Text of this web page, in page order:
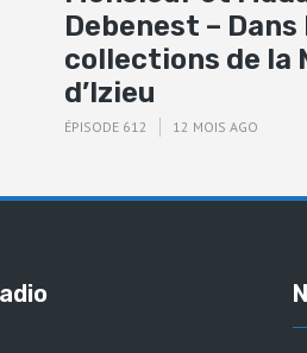
Debenest – Dans
collections de la
d’Izieu
ÉPISODE 612 12 MOIS AGO